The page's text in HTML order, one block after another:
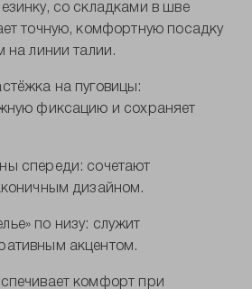
со складками в шве
точную, комфортную посадку
на линии талии.
на пуговицы:
фиксацию и сохраняет
спереди: сочетают
дизайном.
по низу: служит
акцентом.
комфорт при